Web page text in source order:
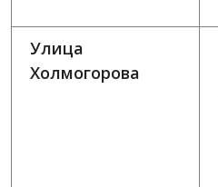
Улица
Холмогорова